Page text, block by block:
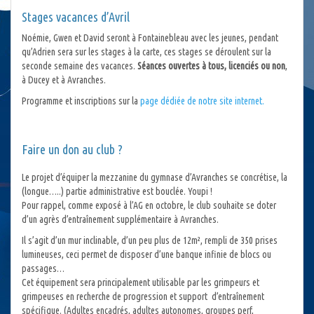
Stages vacances d’Avril
Noémie, Gwen et David seront à Fontainebleau avec les jeunes, pendant
qu’Adrien sera sur les stages à la carte, ces stages se déroulent sur la
seconde semaine des vacances. Séances ouvertes à tous, licenciés ou non,
à Ducey et à Avranches.
Programme et inscriptions sur la page dédiée de notre site internet.
Faire un don au club ?
Le projet d’équiper la mezzanine du gymnase d’Avranches se concrétise, la
(longue…..) partie administrative est bouclée. Youpi !
Pour rappel, comme exposé à l’AG en octobre, le club souhaite se doter
d’un agrès d’entraînement supplémentaire à Avranches.
Il s’agit d’un mur inclinable, d’un peu plus de 12m², rempli de 350 prises
lumineuses, ceci permet de disposer d’une banque infinie de blocs ou
passages…
Cet équipement sera principalement utilisable par les grimpeurs et
grimpeuses en recherche de progression et support d’entraînement
spécifique. (Adultes encadrés, adultes autonomes, groupes perf,